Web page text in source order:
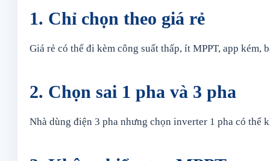
1. Chỉ chọn theo giá rẻ
Giá rẻ có thể đi kèm công suất thấp, ít MPPT, app
2. Chọn sai 1 pha và 3 pha
Nhà dùng điện 3 pha nhưng chọn inverter 1 pha có